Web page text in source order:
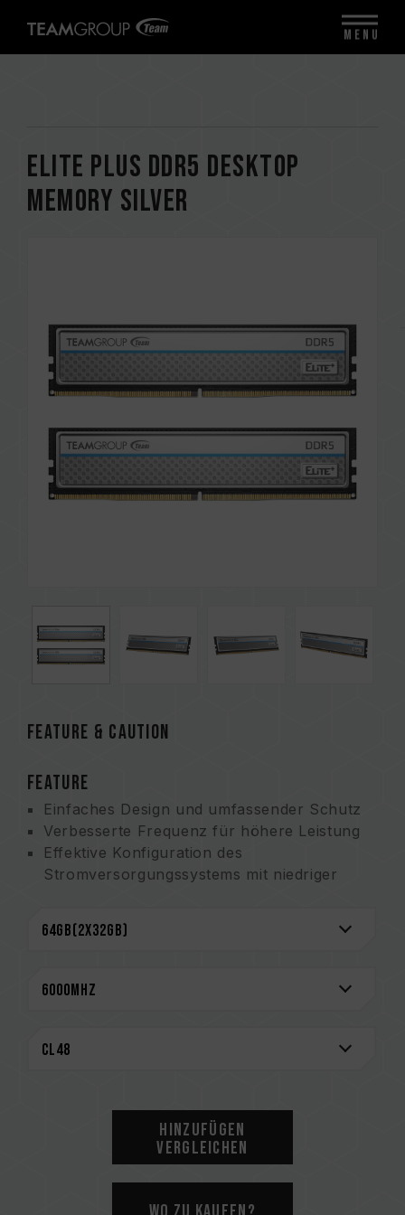
ELITE PLUS DDR5 DESKTOP
MEMORY SILVER
FEATURE & CAUTION
FEATURE
Einfaches Design und umfassender Schutz
Verbesserte Frequenz für höhere Leistung
Effektive Konfiguration des
Stromversorgungssystems mit niedriger
diversen Upgrade-Optionen
Zugriffseffizienz
Kompatibel mit DDR5-Plattformen von Intel-
Eine vollständige Liste der kompatiblen
Plattformen finden Sie im Abschnitt
„Kompatibilitätsabfrage“.
Bitte prüfen Sie vor dem Kauf von
Hinzufügen
Vergleichen
MENU